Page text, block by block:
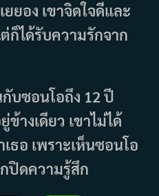
ยอง เขาจิดใจดีและ
ก็ได้รับความรักจาก
บซอนโอถึง 12 ปี
างเดียว เขาไม่ได้
ธอ เพราะเห็นซอนโอ
ปิดความรู้สึก